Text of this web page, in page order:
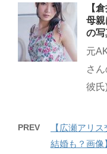
【
母
の写
元
さ
彼
PREV
【広瀬アリ
結婚も？画像